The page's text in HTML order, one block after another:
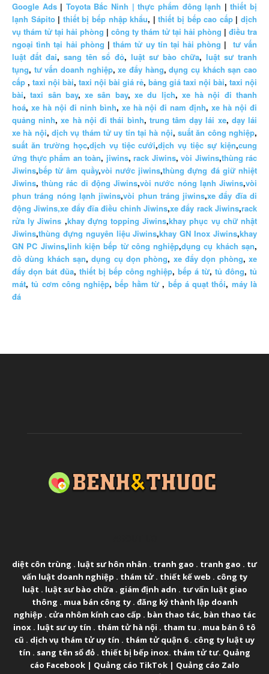
Google Ads| Toyota Bắc Ninh | thực phẩm đông lạnh |thiết bị
lạnh Sápito | thiết bị bếp nhập khẩu, |thiết bị bếp cao cấp|dịch
vụ thám tử tại hải phòng | công ty thám tử tại hải phòng | điều tra
ngoại tình tại hải phòng |thám tử uy tín tại hải phòng | tư vấn
luật đất đai, sang tên sổ đỏ, luật sư bào chữa, luật sư tranh
tụng, tư vấn doanh nghiệp,xe đẩy hàng,dụng cụ khách sạn cao
cấp , taxi nội bài, taxi nội bài giá rẻ, bảng giá taxi nội bài, taxi nội
bài,taxi sân bay,xe sân bay,xe du lịch, xe hà nội đi thanh
hoá, xe hà nội đi ninh bình, xe hà nội đi nam định,xe hà nội đi
quảng ninh,xe hà nội đi thái bình, trung tâm dạy lái xe, dạy lái
xe hà nội,dịch vụ thám tử uy tín tại hà nội,suất ăn công nghiệp,
suất ăn trường học,dịch vụ tiệc cưới,dịch vụ tiệc sự kiện,cung
ứng thực phẩm an toàn, jiwins, rack Jiwins, vòi Jiwins,thùng rác
Jiwins,bếp từ âm quầy,vòi nước jiwins,thùng đựng đá giữ nhiệt
Jiwins,thùng rác di động Jiwins,vòi nước nóng lạnh Jiwins,vòi
phun tráng nóng lạnh jiwins,vòi phun tráng jiwins,xe đẩy đĩa di
động Jiwins,xe đẩy đĩa điều chỉnh Jiwins,xe đẩy rack Jiwins,rack
rửa ly Jiwins ,khay đựng topping Jiwins,khay phục vụ chữ nhật
Jiwins,thùng đựng nguyên liệu Jiwins,khay GN Inox Jiwins,khay
GN PC Jiwins,linh kiện bếp từ công nghiệp,dụng cụ khách sạn,
đồ dùng khách sạn,dụng cụ dọn phòng, xe đẩy dọn phòng,xe
đẩy dọn bát đũa, thiết bị bếp công nghiệp,bếp á từ,tủ đông,tủ
mát,tủ cơm công nghiệp,bếp hầm từ , bếp á quạt thổi, máy là
đá
diệt côn trùng . luật sư hôn nhân . tranh gao . tranh gao . tư
vấn luật doanh nghiệp . thám tử. thiết kế web . công ty
luật . luật sư bào chữa . giám định adn . tư vấn luật giao
thông . mua bán công ty. đăng ký thành lập doanh
nghiệp . cửa nhôm kính cao cấp . bàn thao tác, bàn thao tác
inox . luật sư uy tín . thám tử hà nội . tham tu . mua bán ô tô
cũ . dịch vụ thám tử uy tín . thám tử quận 6. công ty luật uy
tín . sang tên sổ đỏ . thiết bị bếp inox. thám tử tư. Quảng
cáo Facebook| Quảng cáo TikTok| Quảng cáo Zalo